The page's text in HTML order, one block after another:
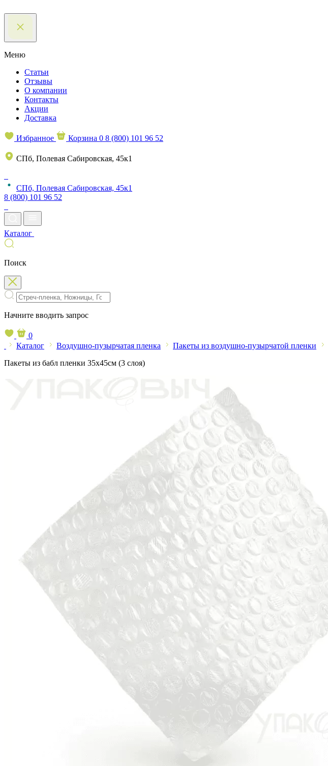
Меню
Статьи
Отзывы
О компании
Контакты
Акции
Доставка
Избранное Корзина 0 8 (800) 101 96 52
СПб, Полевая Сабировская, 45к1
СПб, Полевая Сабировская, 45к1
8 (800) 101 96 52
Каталог
Поиск
Начните вводить запрос
0
Каталог
Воздушно-пузырчатая пленка Пакеты из воздушно-пузырчатой пленки
Пакеты из бабл пленки 35х45см (3 слоя)